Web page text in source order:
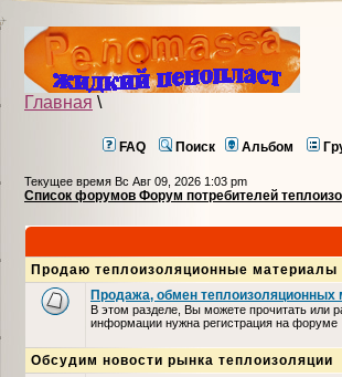
Главная \
FAQ Поиск Альбом
Текущее время Вс Авг 09, 2026 1:03 pm
Список форумов Форум потребителей
Продаю теплоизоляционные материалы
Продажа, обмен теплоизоляционных
В этом разделе, Вы можете прочитать или
информации нужна регистрация на форуме
Обсудим новости рынка теплоизоляции